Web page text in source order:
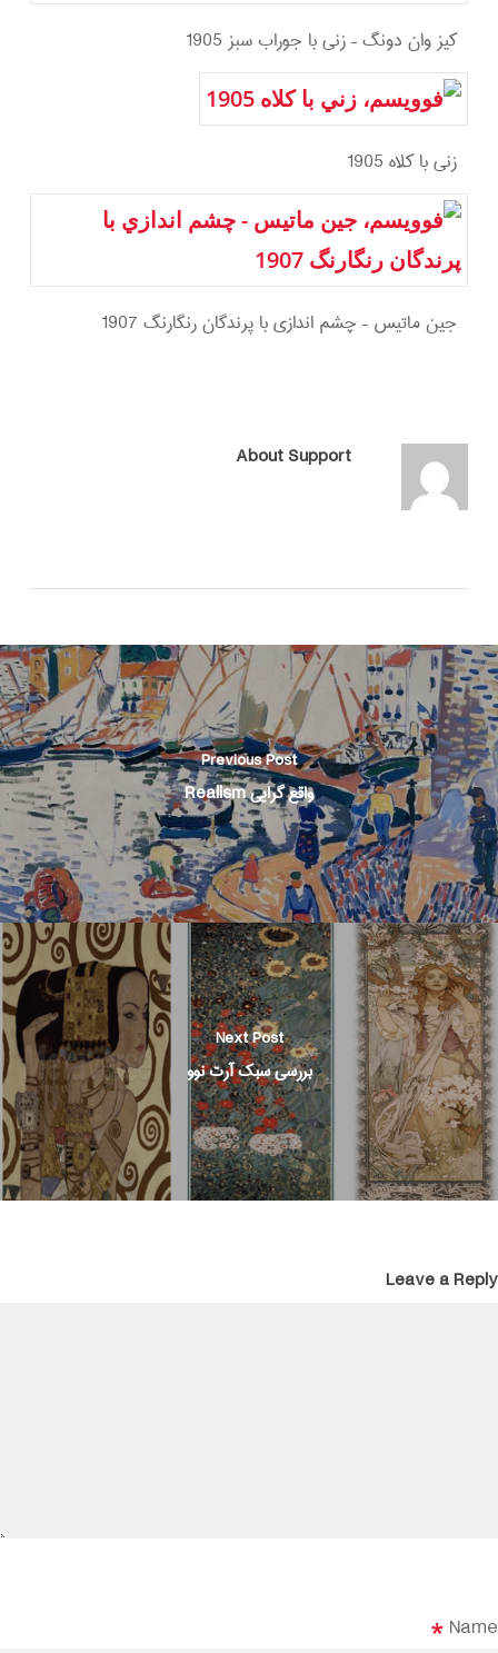
كيز وان دونگ – زني با جوراب سبز 1905
زني با كلاه 1905
جين ماتيس – چشم اندازي با پرندگان رنگارنگ 1907
AboutSupport
Previous Post
واقع گرایی Realism
Next Post
بررسی سبک آرت نوو
Leave a Reply
Name
*